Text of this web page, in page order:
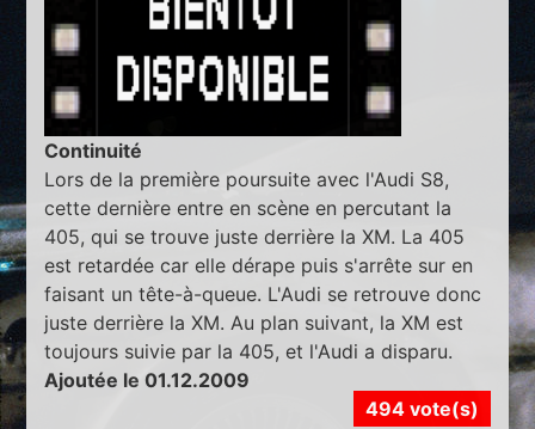
Continuité
Lors de la première poursuite avec l'Audi S8,
cette dernière entre en scène en percutant la
405, qui se trouve juste derrière la XM. La 405
est retardée car elle dérape puis s'arrête sur en
faisant un tête-à-queue. L'Audi se retrouve donc
juste derrière la XM. Au plan suivant, la XM est
toujours suivie par la 405, et l'Audi a disparu.
Ajoutée le 01.12.2009
494 vote(s)